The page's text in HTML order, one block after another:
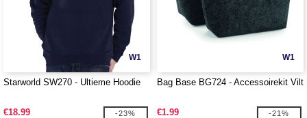
W1
Starworld SW270 - Ultieme Hoodie
€18.99 -23%
W1
Bag Base BG724 - Accessoirekit Vilt
€1.99 -21%